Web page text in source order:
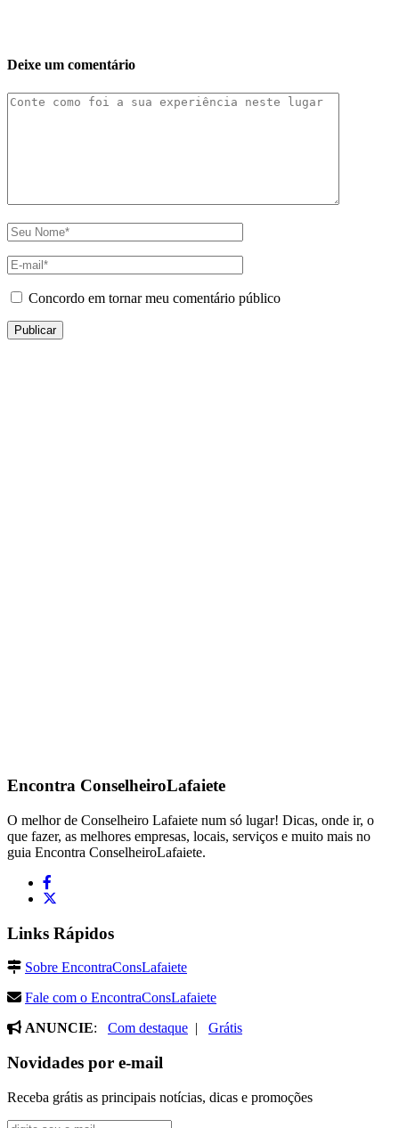
Deixe um comentário
Concordo em tornar meu comentário público
Encontra ConselheiroLafaiete
O melhor de Conselheiro Lafaiete num só lugar! Dicas, onde ir, o
que fazer, as melhores empresas, locais, serviços e muito mais no
guia Encontra ConselheiroLafaiete.
Links Rápidos
Sobre EncontraConsLafaiete
Fale com o EncontraConsLafaiete
ANUNCIE: Com destaque | Grátis
Novidades por e-mail
Receba grátis as principais notícias, dicas e promoções